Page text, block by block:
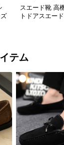
スエード靴 高
トドアスエー
テム